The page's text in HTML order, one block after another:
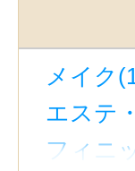
メイク
エステ
フィニ